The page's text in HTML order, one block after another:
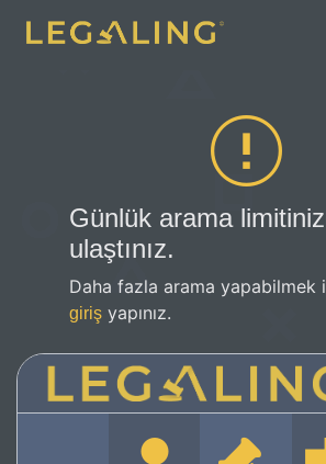
Günlük arama
ulaştınız.
Daha fazla arama yapabilmek
giriş yapınız.